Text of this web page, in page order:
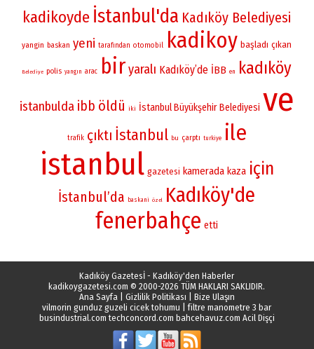
kadikoyde İstanbul'da Kadıköy Belediyesi
yangin baskan yeni tarafından otomobil kadikoy başladı çıkan
Belediye polis yangın arac biryaralı Kadıköy’de İBB en kadıköy
istanbulda ibb öldü iki İstanbul Büyükşehir Belediyesi ve
trafik çıktı İstanbul bu çarptı turkiye ile
istanbul gazetesi kamerada kaza için
İstanbul’da baskani özel Kadıköy'de
fenerbahçe etti
Kadıköy Gazetesİ - Kadıköy'den Haberler
kadikoygazetesi.com © 2000-2026 TÜM HAKLARI SAKLIDIR.
Ana Sayfa| Gizlilik Politikası
Bize Ulaşın
vilmorin gunduz guzeli cicek tohumu |filtre manometre 3 bar
busindustrial.com techconcord.com bahcehavuz.com Acil Dişçi